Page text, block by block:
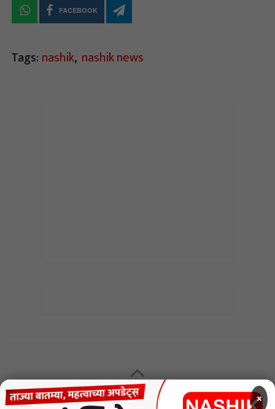
FACEBOOK
Tags: nashik, nashik news
MENU ×